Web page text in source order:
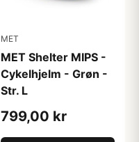
MET
MET Shelter MIPS -
Cykelhjelm - Grøn -
Str. L
799,00 kr